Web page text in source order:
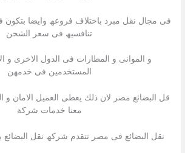
فى مجال نقل مبرد باختلاف فروعھ وایضا بتكون
تنافسیھ فى سعر الشحن
و الموانى و المطارات فى الدول الاخرى و
المستخدمین فى خدمھن
قل البضائع مصر لان ذلك یعطى العمیل الامان و
معنا خدمات شركة
نقل البضائع فى مصر تتقدم شركھ نقل البضائع